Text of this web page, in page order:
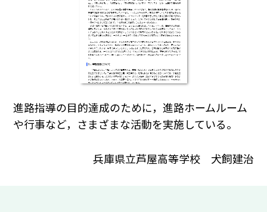
進路指導の目的達成のために，進路ホームルーム
や行事など，さまざまな活動を実施している。
兵庫県立芦屋高等学校 犬飼建治